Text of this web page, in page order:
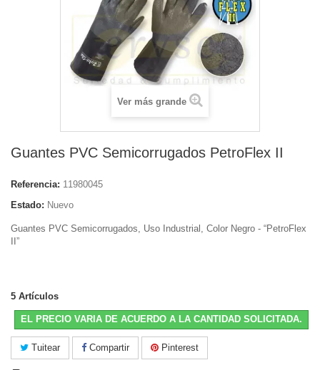
Ver más grande
Guantes PVC Semicorrugados PetroFlex II
Referencia: 11980045
Estado: Nuevo
Guantes PVC Semicorrugados, Uso Industrial, Color Negro - “PetroFlex
II”
5 Artículos
EL PRECIO VARIA DE ACUERDO A LA CANTIDAD SOLICITADA.
Tuitear Compartir Pinterest